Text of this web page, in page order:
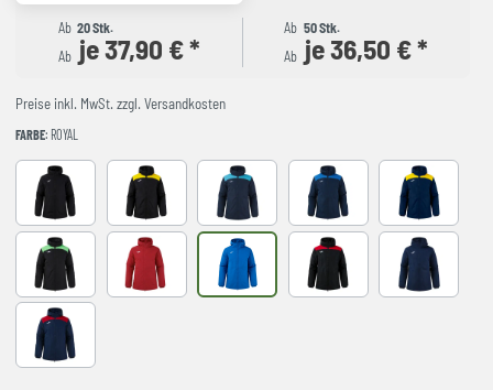
Ab 20 Stk.
Ab je 37,90 € *
Ab 50 Stk.
Ab je 36,50 € *
Preise inkl. MwSt. zzgl. Versandkosten
FARBE: ROYAL
Black BLACK-YELLOW DARK NAVY TURQUESANAVY-ROYAL NAVY-
NEGRO-VERDE FLUOR
red royal BLACK-RED NAVY
NAVY-RED